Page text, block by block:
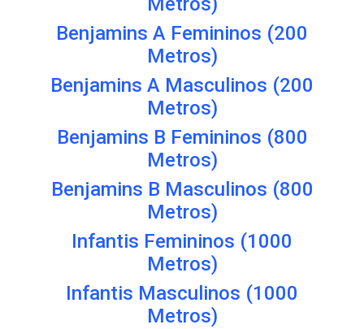
Benjamins A Femininos (200
Metros)
Benjamins A Masculinos (200
Metros)
Benjamins B Femininos (800
Metros)
Benjamins B Masculinos (800
Metros)
Infantis Femininos (1000
Metros)
Infantis Masculinos (1000
Metros)